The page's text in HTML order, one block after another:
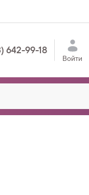
642-99-18
Войти